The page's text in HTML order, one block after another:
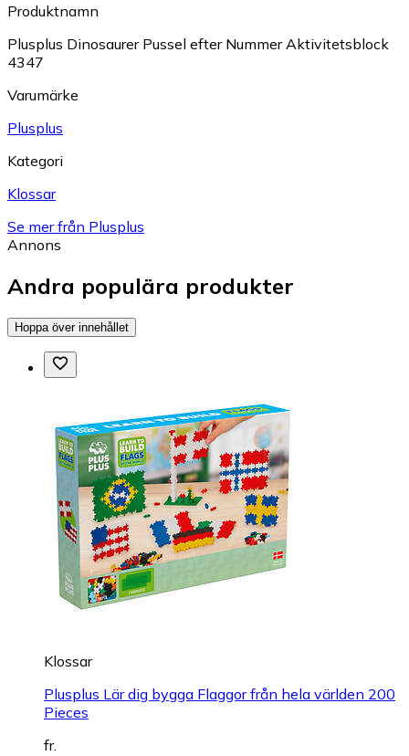
Produktnamn
Plusplus Dinosaurer Pussel efter Nummer Aktivitetsblock
4347
Varumärke
Plusplus
Kategori
Klossar
Se mer från Plusplus
Annons
Andra populära produkter
Hoppa över innehållet
Klossar
Plusplus Lär dig bygga Flaggor från hela världen 200
Pieces
fr.